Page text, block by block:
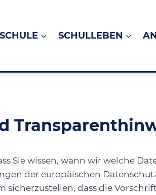
SCHULE SCHULLEBEN
Sie wissen, wann wir welche
der europäischen
sicherzustellen, dass die